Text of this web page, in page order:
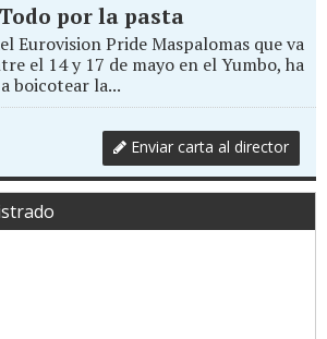
por la pasta
Eurovision Pride Maspalomas que va
el 14 y 17 de mayo en el Yumbo, ha
boicotear la...
Enviar carta al director